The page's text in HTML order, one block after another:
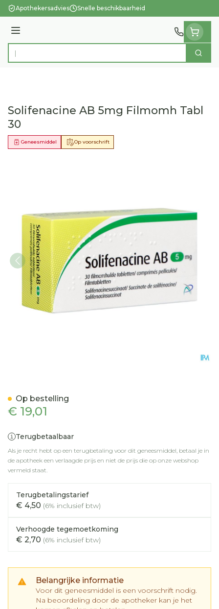
Ga naar de inhoud
Apothekersadvies Snelle beschikbaarheid
Menu
Product, merk, categorie... Zoek
Solifenacine AB 5mg Filmomh Tabl
30
Op voorschrift
Geneesmiddel
€ 19,01
Terugbetaalbaar
Als je recht hebt op een terugbetaling voor dit geneesmiddel, betaal je in
de apotheek een verlaagde prijs en niet de prijs die op onze webshop
vermeld staat.
Terugbetalingstarief
€ 4,50 (6% inclusief btw)
Verhoogde tegemoetkoming
€ 2,70 (6% inclusief btw)
Belangrijke informatie
Voor dit geneesmiddel is een voorschrift nodig.
Na beoordeling door de apotheker kan je het
Op bestelling